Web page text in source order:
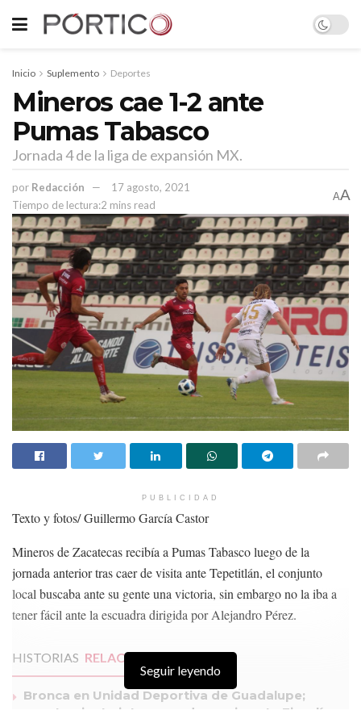
Inicio Suplemento Deportes
Mineros cae 1-2 ante
Pumas Tabasco
Jornada 4 de la liga de expansión MX.
por Redacción
17 agosto, 2021
Tiempo de lectura:2 mins read
AA
PUBLICIDAD
Texto y fotos/ Guillermo García Castor
Mineros de Zacatecas recibía a Pumas Tabasco luego de la
jornada anterior tras caer de visita ante Tepetitlán, el conjunto
local buscaba ante su gente una victoria, sin embargo no la iba a
tener fácil ante la escuadra dirigida por Alejandro Pérez.
HISTORIAS RELACIONADAS
Bronca en Unidad Deportiva de Guadalupe;
ayuntamiento interpone denuncia ante Fiscalía
Seguir leyendo